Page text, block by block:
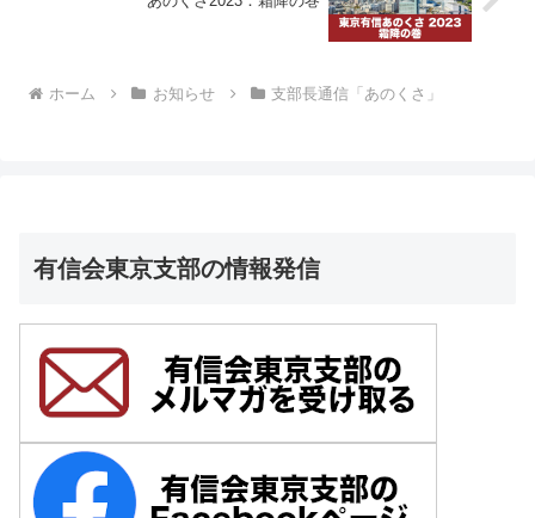
ホーム お知らせ 支部長通信「あのくさ」
有信会東京支部の情報発信